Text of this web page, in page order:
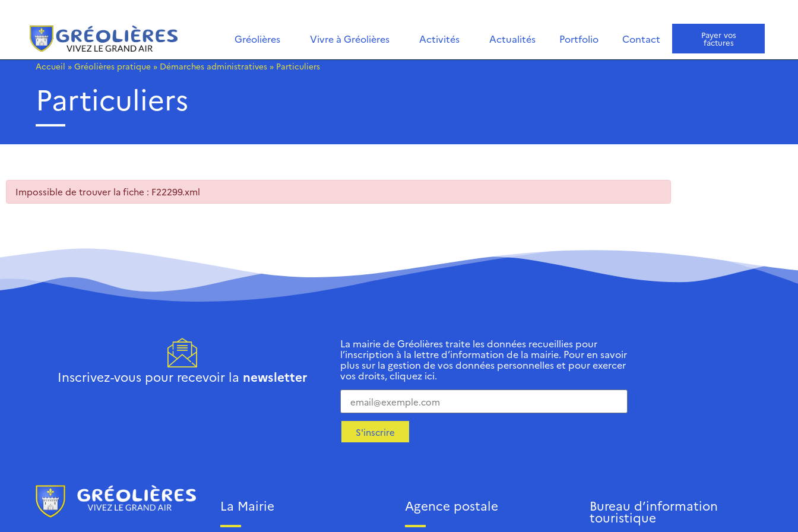
Gréolières Vivre à Gréolières Activités Actualités Portfolio Contact Payer vos
factures
Accueil » Gréolières pratique » Démarches administratives » Particuliers
Particuliers
Impossible de trouver la fiche : F22299.xml
Inscrivez-vous pour recevoir la newsletter
La mairie de Gréolières traite les données recueillies pour
l’inscription à la lettre d’information de la mairie. Pour en savoir
plus sur la gestion de vos données personnelles et pour exercer
vos droits, cliquez ici.
S'inscrire
La Mairie Agence postale Bureau d’information
touristique